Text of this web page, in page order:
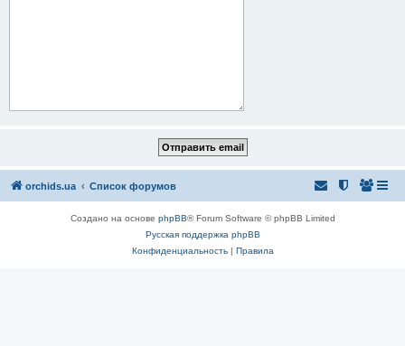
orchids.ua Список форумов
Создано на основе phpBB® Forum Software © phpBB Limited
Русская поддержка phpBB
Конфиденциальность| Правила